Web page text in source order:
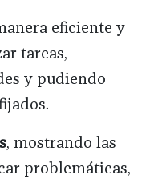
eficiente y
tareas,
y pudiendo
, mostrando las
problemáticas,